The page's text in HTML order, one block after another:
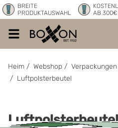
BREITE
PRODUKTAUSWAHL
AB 300€
Heim / Webshop / Verpackungen
/ Luftpolsterbeutel
Luftpolsterbeutel